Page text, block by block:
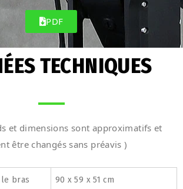
PDF
TECHNIQUES
et dimensions sont approximatifs et
être changés sans préavis )
le bras
90 x 59 x 51 cm